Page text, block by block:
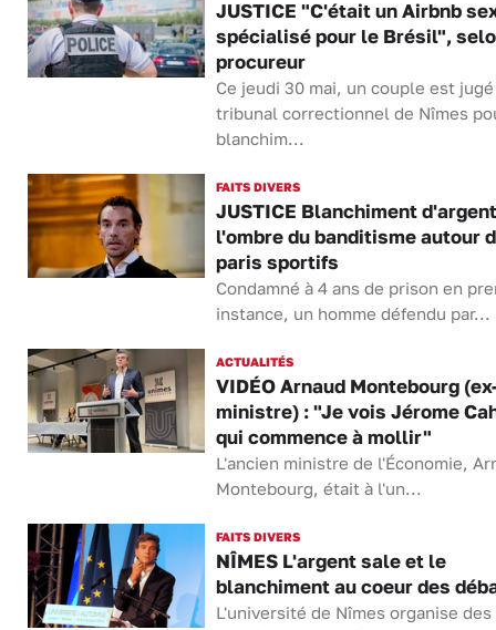
JUSTICE "C'était un Airbnb
spécialisé pour le Brésil",
procureur
Ce jeudi 30 mai, un couple est jugé
tribunal correctionnel de Nîmes
blanchim...
FAITS DIVERS
JUSTICE Blanchiment
l'ombre du banditisme autour
paris sportifs
Condamné à 4 ans de prison en
instance, un homme défendu par...
ACTUALITÉS
VIDÉO Arnaud Montebourg
ministre) : "Je vois Jérome
qui commence à mollir"
L'ancien ministre de l'Économie,
Montebourg, était à l'un...
FAITS DIVERS
NÎMES L'argent sale et le
blanchiment au coeur des
L'université de Nîmes organise des